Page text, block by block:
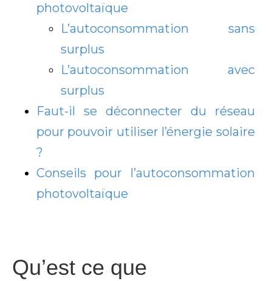
photovoltaïque
L’autoconsommation sans
surplus
L’autoconsommation avec
surplus
Faut-il se déconnecter du réseau
pour pouvoir utiliser l’énergie solaire
?
Conseils pour l’autoconsommation
photovoltaïque
Qu’est ce que